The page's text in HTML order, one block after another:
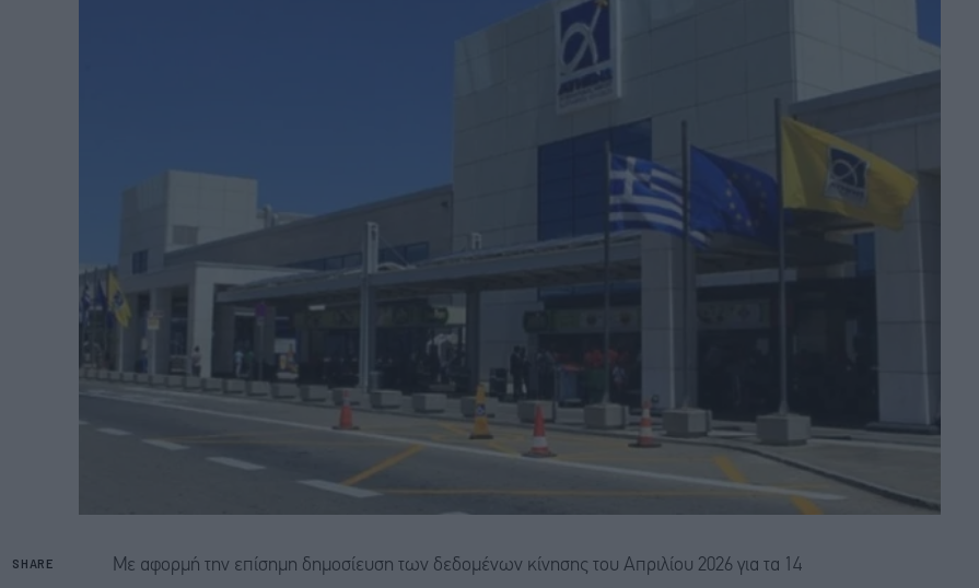
SHARE
Με αφορμή την επίσημη δημοσίευση των δεδομένων κίνησης του Απριλίου 2026 για τα 14